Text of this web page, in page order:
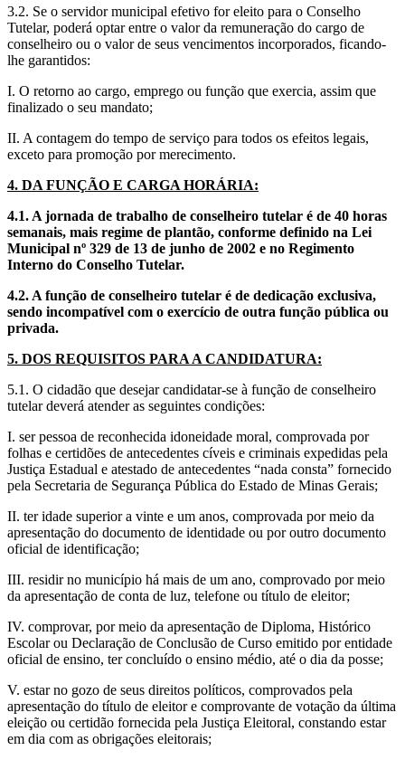
3.2. Se o servidor municipal efetivo for eleito para o Conselho
Tutelar, poderá optar entre o valor da remuneração do cargo de
conselheiro ou o valor de seus vencimentos incorporados, ficando-
lhe garantidos:
I. O retorno ao cargo, emprego ou função que exercia, assim que
finalizado o seu mandato;
II. A contagem do tempo de serviço para todos os efeitos legais,
exceto para promoção por merecimento.
4. DA FUNÇÃO E CARGA HORÁRIA:
4.1. A jornada de trabalho de conselheiro tutelar é de 40 horas
semanais, mais regime de plantão, conforme definido na Lei
Municipal nº 329 de 13 de junho de 2002 e no Regimento
Interno do Conselho Tutelar.
4.2. A função de conselheiro tutelar é de dedicação exclusiva,
sendo incompatível com o exercício de outra função pública ou
privada.
5. DOS REQUISITOS PARA A CANDIDATURA:
5.1. O cidadão que desejar candidatar-se à função de conselheiro
tutelar deverá atender as seguintes condições:
I. ser pessoa de reconhecida idoneidade moral, comprovada por
folhas e certidões de antecedentes cíveis e criminais expedidas pela
Justiça Estadual e atestado de antecedentes “nada consta” fornecido
pela Secretaria de Segurança Pública do Estado de Minas Gerais;
II. ter idade superior a vinte e um anos, comprovada por meio da
apresentação do documento de identidade ou por outro documento
oficial de identificação;
III. residir no município há mais de um ano, comprovado por meio
da apresentação de conta de luz, telefone ou título de eleitor;
IV. comprovar, por meio da apresentação de Diploma, Histórico
Escolar ou Declaração de Conclusão de Curso emitido por entidade
oficial de ensino, ter concluído o ensino médio, até o dia da posse;
V. estar no gozo de seus direitos políticos, comprovados pela
apresentação do título de eleitor e comprovante de votação da última
eleição ou certidão fornecida pela Justiça Eleitoral, constando estar
em dia com as obrigações eleitorais;